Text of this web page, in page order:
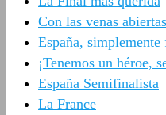
Con las venas abiertas
España, simplemente
¡Tenemos un héroe,
España Semifinalista
La France